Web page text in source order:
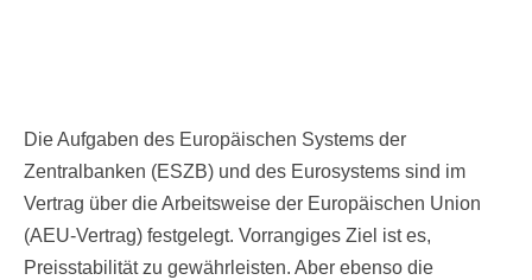
Die Aufgaben des Europäischen Systems der
Zentralbanken (ESZB) und des Eurosystems sind im
Vertrag über die Arbeitsweise der Europäischen Union
(AEU-Vertrag) festgelegt. Vorrangiges Ziel ist es,
Preisstabilität zu gewährleisten. Aber ebenso die